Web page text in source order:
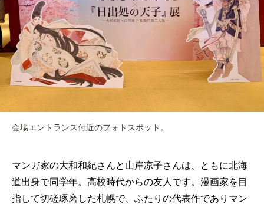
会場エントランス付近のフォトスポット。
マンガ家の大和和紀さんと山岸凉子さんは、ともに北海
道出身で同学年。高校時代からの友人です。漫画家を目
指して切磋琢磨した札幌で、ふたりの代表作でありマン